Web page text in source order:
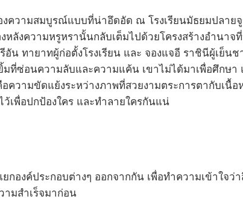
ความสมบูรณ์แบบที่น่าอึดอัด ณ โรงเรียนมัธยมปลาย
หลังความหรูหรานั้นกลับเต็มไปด้วยโครงสร้างอำนา
น ทายาทผู้ก่อตั้งโรงเรียน และ จองแจอี ราชินีผู้เย็น
ที่ซ่อนความลับและความแค้น เขาไม่ได้มาเพื่อศึกษา
ความขัดแย้งระหว่างภาพที่สวยงามตระการตากับเนื้
เพื่อปกป้องใคร และทำลายใครกันแน่
กองค์ประกอบต่างๆ ออกจากกัน เพื่อทำความเข้าใจว่
ามสำเร็จมาก่อน